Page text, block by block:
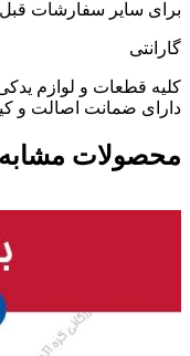
برای سایر سفارشات قبل
گارانتی
کلیه قطعات و لوازم
دارای ضمانت اصالت و
محصولات مشابه